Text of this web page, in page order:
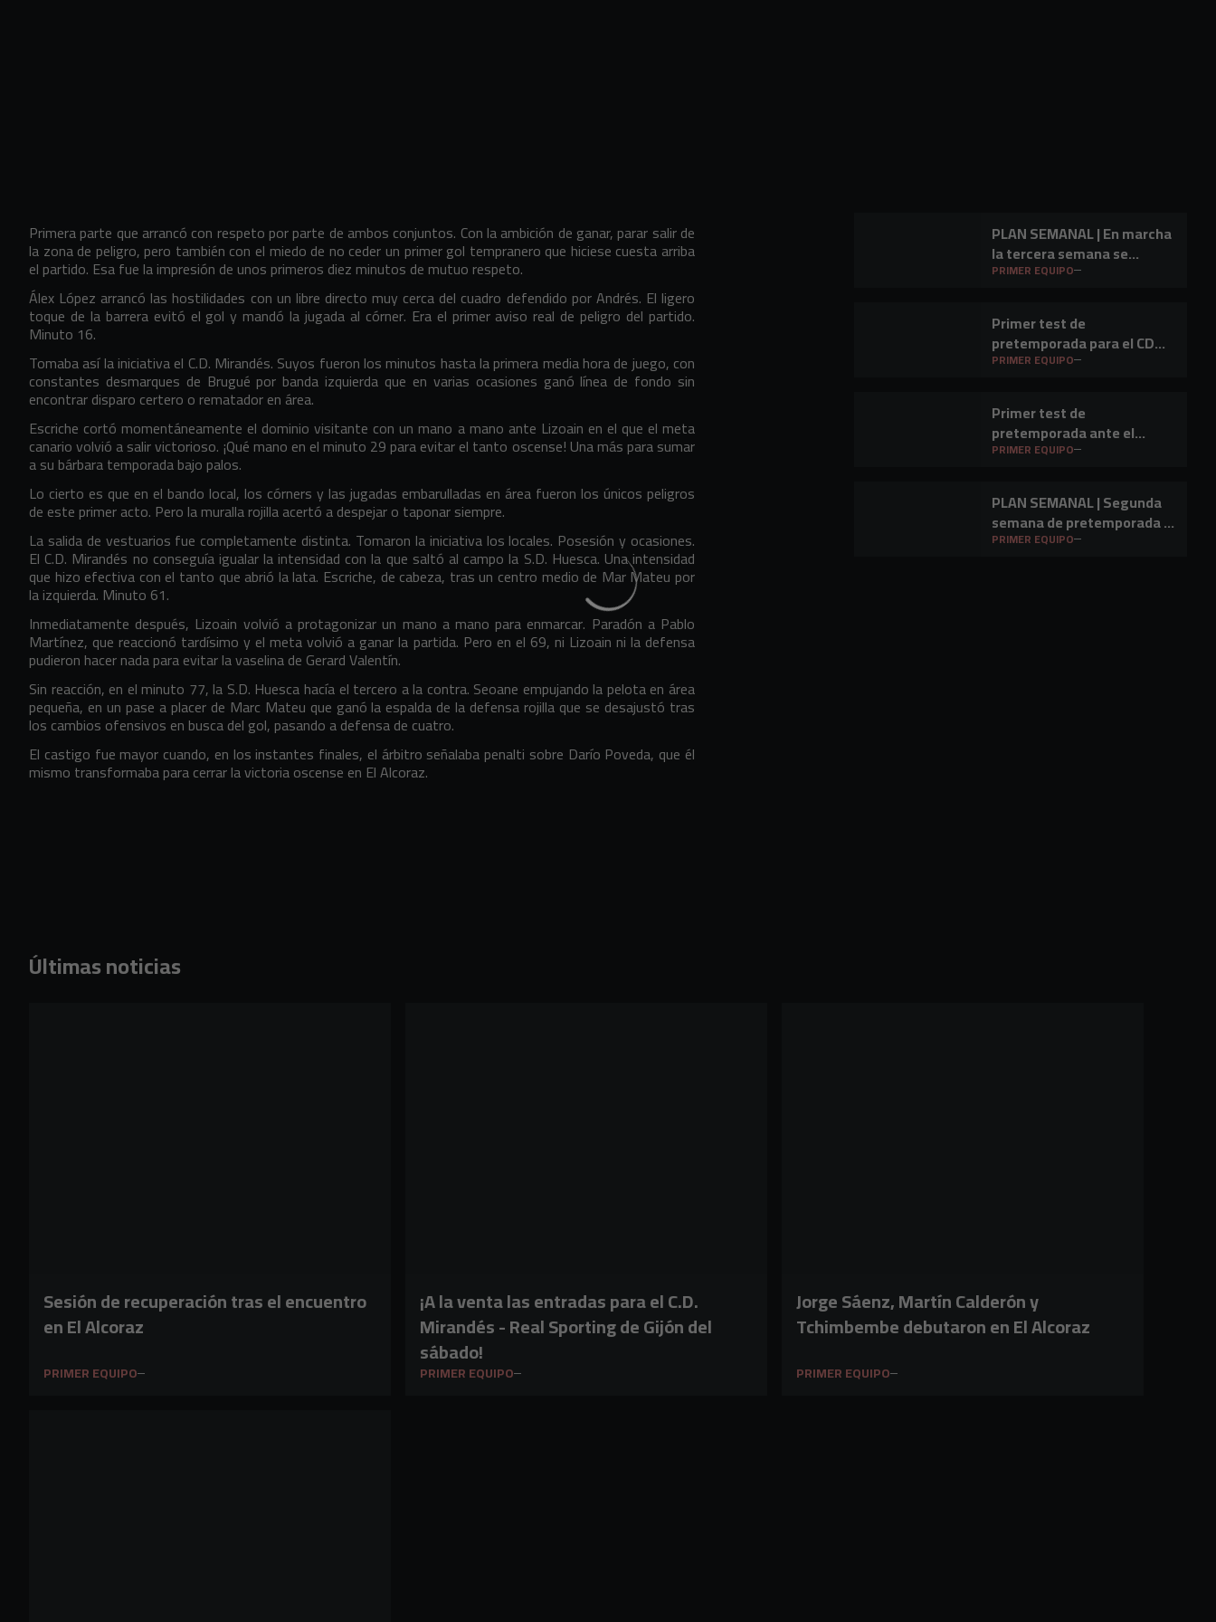
Primera parte que arrancó con respeto por parte de ambos conjuntos. Con la ambición de ganar, parar salir de
la zona de peligro, pero también con el miedo de no ceder un primer gol tempranero que hiciese cuesta arriba
el partido. Esa fue la impresión de unos primeros diez minutos de mutuo respeto.
Álex López arrancó las hostilidades con un libre directo muy cerca del cuadro defendido por Andrés. El ligero
toque de la barrera evitó el gol y mandó la jugada al córner. Era el primer aviso real de peligro del partido.
Minuto 16.
Tomaba así la iniciativa el C.D. Mirandés. Suyos fueron los minutos hasta la primera media hora de juego, con
constantes desmarques de Brugué por banda izquierda que en varias ocasiones ganó línea de fondo sin
encontrar disparo certero o rematador en área.
Escriche cortó momentáneamente el dominio visitante con un mano a mano ante Lizoain en el que el meta
canario volvió a salir victorioso. ¡Qué mano en el minuto 29 para evitar el tanto oscense! Una más para sumar
a su bárbara temporada bajo palos.
Lo cierto es que en el bando local, los córners y las jugadas embarulladas en área fueron los únicos peligros
de este primer acto. Pero la muralla rojilla acertó a despejar o taponar siempre.
La salida de vestuarios fue completamente distinta. Tomaron la iniciativa los locales. Posesión y ocasiones.
El C.D. Mirandés no conseguía igualar la intensidad con la que saltó al campo la S.D. Huesca. Una intensidad
que hizo efectiva con el tanto que abrió la lata. Escriche, de cabeza, tras un centro medio de Mar Mateu por
la izquierda. Minuto 61.
Inmediatamente después, Lizoain volvió a protagonizar un mano a mano para enmarcar. Paradón a Pablo
Martínez, que reaccionó tardísimo y el meta volvió a ganar la partida. Pero en el 69, ni Lizoain ni la defensa
pudieron hacer nada para evitar la vaselina de Gerard Valentín.
Sin reacción, en el minuto 77, la S.D. Huesca hacía el tercero a la contra. Seoane empujando la pelota en área
pequeña, en un pase a placer de Marc Mateu que ganó la espalda de la defensa rojilla que se desajustó tras
los cambios ofensivos en busca del gol, pasando a defensa de cuatro.
El castigo fue mayor cuando, en los instantes finales, el árbitro señalaba penalti sobre Darío Poveda, que él
mismo transformaba para cerrar la victoria oscense en El Alcoraz.
PLAN SEMANAL | En marcha
la tercera semana se
preparación
PRIMER EQUIPO
Primer test de
pretemporada para el CD
Mirandés en Lasesarre
PRIMER EQUIPO
Primer test de
pretemporada ante el
Barakaldo CF
PRIMER EQUIPO
PLAN SEMANAL | Segunda
semana de pretemporada y
primer amistoso a la vista
PRIMER EQUIPO
Últimas noticias
Sesión de recuperación tras el encuentro
en El Alcoraz
PRIMER EQUIPO
¡A la venta las entradas para el C.D.
Mirandés - Real Sporting de Gijón del
sábado!
PRIMER EQUIPO
Jorge Sáenz, Martín Calderón y
Tchimbembe debutaron en El Alcoraz
PRIMER EQUIPO